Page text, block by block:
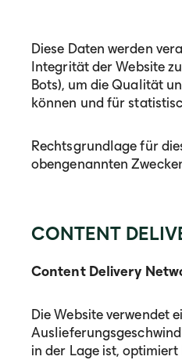
Diese Daten werden
Integrität der Website
Bots), um die Qualität
können und für
Rechtsgrundlage für
obengenannten
CONTENT
Content Delivery
Die Website verwendet
in der Lage ist,